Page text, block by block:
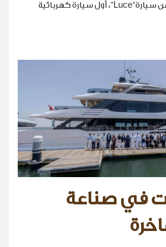
كشفت شركةFerrari عن سيارة“Luce”، أول سيارة كهربائية
في صناعة